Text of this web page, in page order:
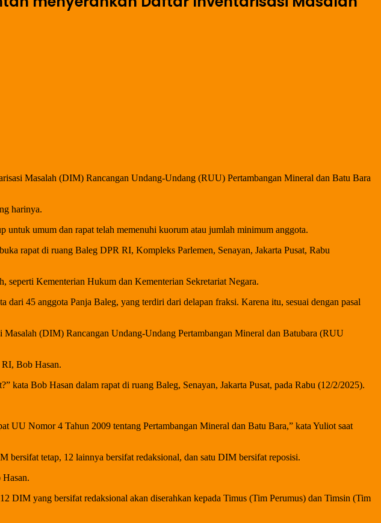
Masalah (DIM) Rancangan Undang-Undang (RUU) Pertambangan Mineral dan Batu Bara
harinya.
umum dan rapat telah memenuhi kuorum atau jumlah minimum anggota.
rapat di ruang Baleg DPR RI, Kompleks Parlemen, Senayan, Jakarta Pusat, Rabu
Kementerian Hukum dan Kementerian Sekretariat Negara.
45 anggota Panja Baleg, yang terdiri dari delapan fraksi. Karena itu, sesuai dengan pasal
(DIM) Rancangan Undang-Undang Pertambangan Mineral dan Batubara (RUU
Bob Hasan.
kata Bob Hasan dalam rapat di ruang Baleg, Senayan, Jakarta Pusat, pada Rabu (12/2/2025).
UU Nomor 4 Tahun 2009 tentang Pertambangan Mineral dan Batu Bara,” kata Yuliot saat
tetap, 12 lainnya bersifat redaksional, dan satu DIM bersifat reposisi.
DIM yang bersifat redaksional akan diserahkan kepada Timus (Tim Perumus) dan Timsin (Tim